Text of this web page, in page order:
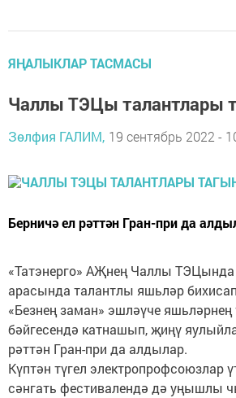
ЯҢАЛЫКЛАР ТАСМАСЫ
Чаллы ТЭЦы талантлары
Зөлфия ГАЛИМ, 19 сентябрь 2022 -
Берничә ел рәттән Гран-при да
«Татэнерго» АҖнең Чаллы
арасында талантлы яшьләр
«Безнең заман» эшләүче яшьләрнең
бәйгесендә катнашып, җиңү
рәттән Гран-при да алдылар.
Күптән түгел электропрофсоюзлар
сәнгать фестивалендә дә уңышлы